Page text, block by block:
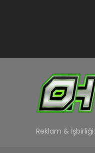
Reklam & İşbirliği: